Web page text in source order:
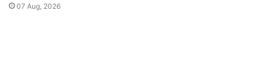
07 Aug, 2026